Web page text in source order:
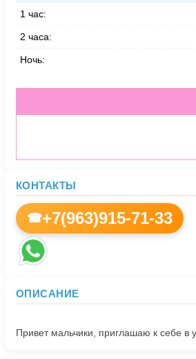
1 час:
2 часа:
Ночь:
КОНТАКТЫ
☎+7(963)915-71-33
ОПИСАНИЕ